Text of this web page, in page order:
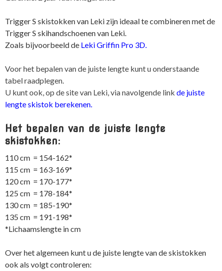
Trigger S skistokken van Leki zijn ideaal te combineren met de
Trigger S skihandschoenen van Leki.
Zoals bijvoorbeeld de Leki Griffin Pro 3D.
Voor het bepalen van de juiste lengte kunt u onderstaande
tabel raadplegen.
U kunt ook, op de site van Leki, via navolgende link de juiste
lengte skistok berekenen.
Het bepalen van de juiste lengte
skistokken:
110 cm = 154-162*
115 cm = 163-169*
120 cm = 170-177*
125 cm = 178-184*
130 cm = 185-190*
135 cm = 191-198*
*Lichaamslengte in cm
Over het algemeen kunt u de juiste lengte van de skistokken
ook als volgt controleren: